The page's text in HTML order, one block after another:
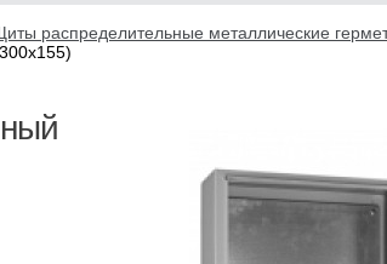
распределительные металлические